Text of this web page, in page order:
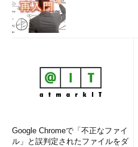
Google Chromeで「不正なファイ
ル」と誤判定されたファイルをダ